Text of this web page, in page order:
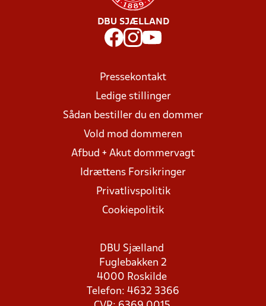
DBU SJÆLLAND
Pressekontakt
Ledige stillinger
Sådan bestiller du en dommer
Vold mod dommeren
Afbud + Akut dommervagt
Idrættens Forsikringer
Privatlivspolitik
Cookiepolitik
DBU Sjælland
Fuglebakken 2
4000 Roskilde
Telefon: 4632 3366